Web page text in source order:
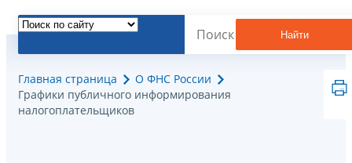
Найти
Главная страница
О ФНС России
Графики публичного информирования
налогоплательщиков